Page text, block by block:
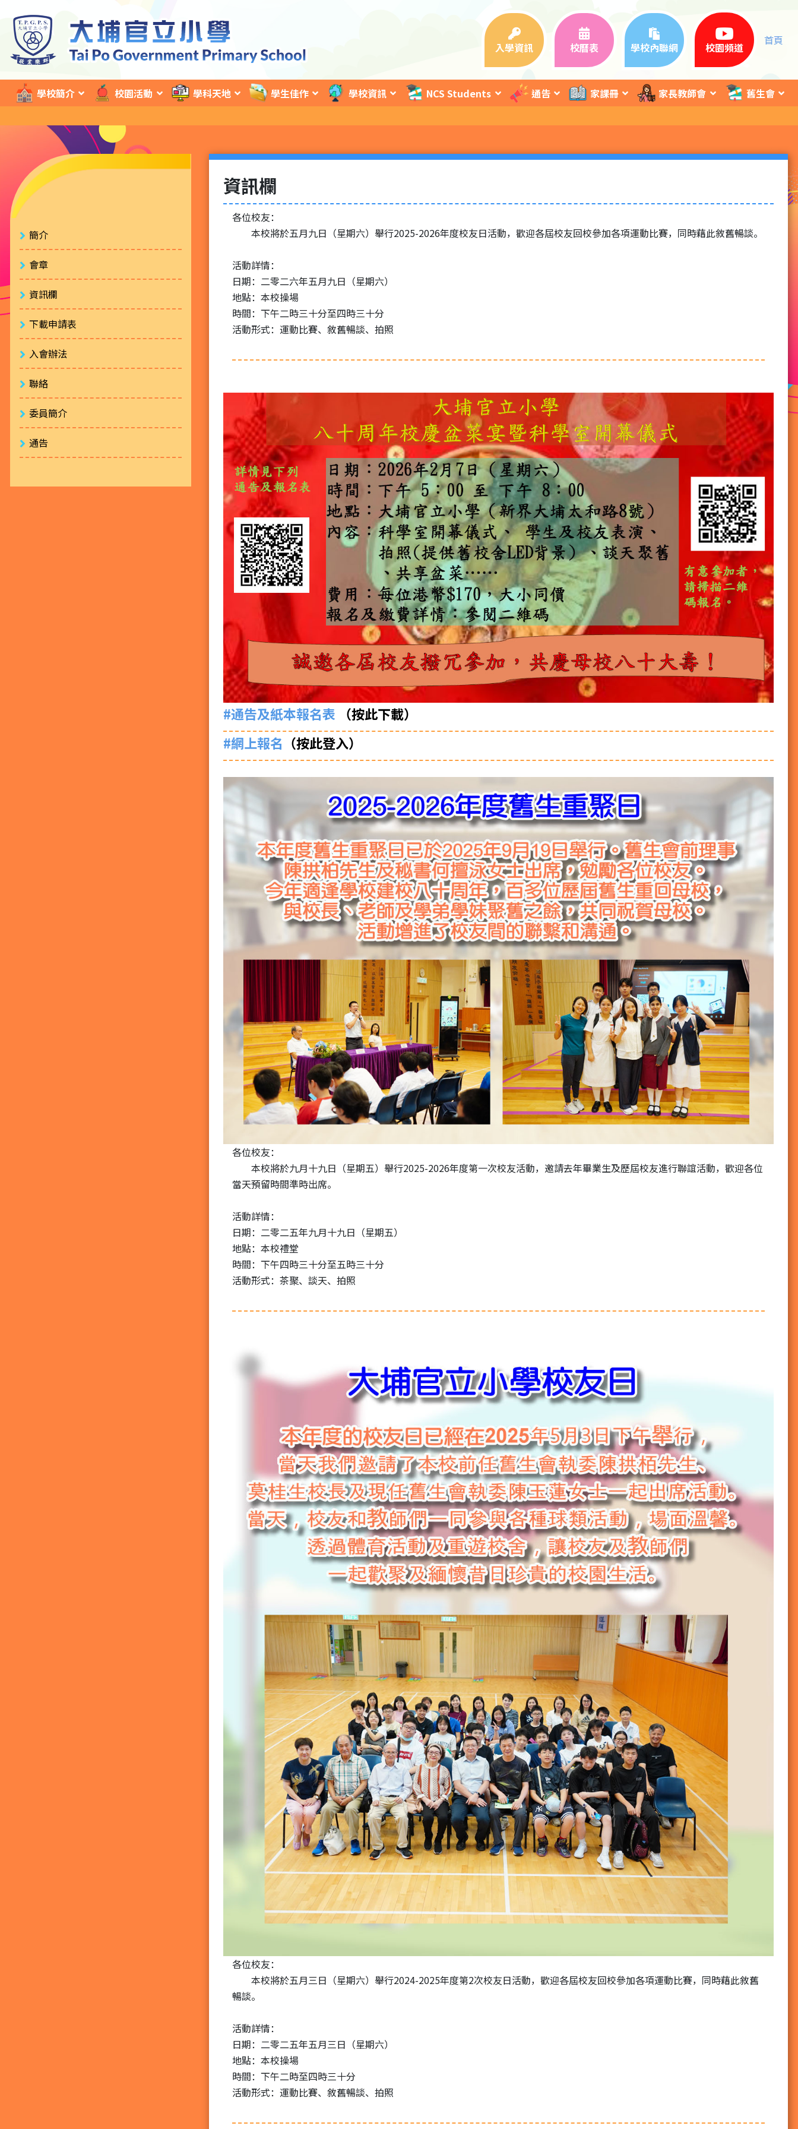
入學資訊 校曆表 學校內聯網 校園頻道
首頁
學校簡介 校園活動 學科天地 學生佳作 學校資訊 NCS Students 通告 家課冊 家長教師會 舊生會
簡介
會章
資訊欄
下載申請表
入會辦法
聯絡
委員簡介
通告
資訊欄
各位校友：
本校將於五月九日（星期六）舉行2025-2026年度校友日活動，歡迎各屆校友回校參加各項運動比賽，同時藉此敘舊暢談。
活動詳情：
日期：二零二六年五月九日（星期六）
地點：本校操場
時間：下午二時三十分至四時三十分
活動形式：運動比賽、敘舊暢談、拍照
#通告及紙本報名表
（按此下載）
#網上報名 （按此登入）
各位校友：
本校將於九月十九日（星期五）舉行2025-2026年度第一次校友活動，邀請去年畢業生及歷屆校友進行聯誼活動，歡迎各位
當天預留時間準時出席。
活動詳情：
日期：二零二五年九月十九日（星期五）
地點：本校禮堂
時間：下午四時三十分至五時三十分
活動形式：茶聚、談天、拍照
各位校友：
本校將於五月三日（星期六）舉行2024-2025年度第2次校友日活動，歡迎各屆校友回校參加各項運動比賽，同時藉此敘舊
暢談。
活動詳情：
日期：二零二五年五月三日（星期六）
地點：本校操場
時間：下午二時至四時三十分
活動形式：運動比賽、敘舊暢談、拍照